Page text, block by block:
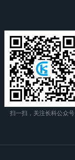
扫一扫，关注长科公众号